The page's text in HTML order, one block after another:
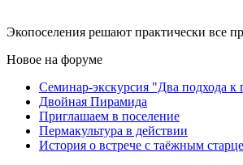
Экопоселения решают практически все
Новое на форуме
Семинар-экскурсия "Два подхода к
Двойная Пирамида
Приглашаем в поселение
Пермакультура в действии
История о встрече с таёжным